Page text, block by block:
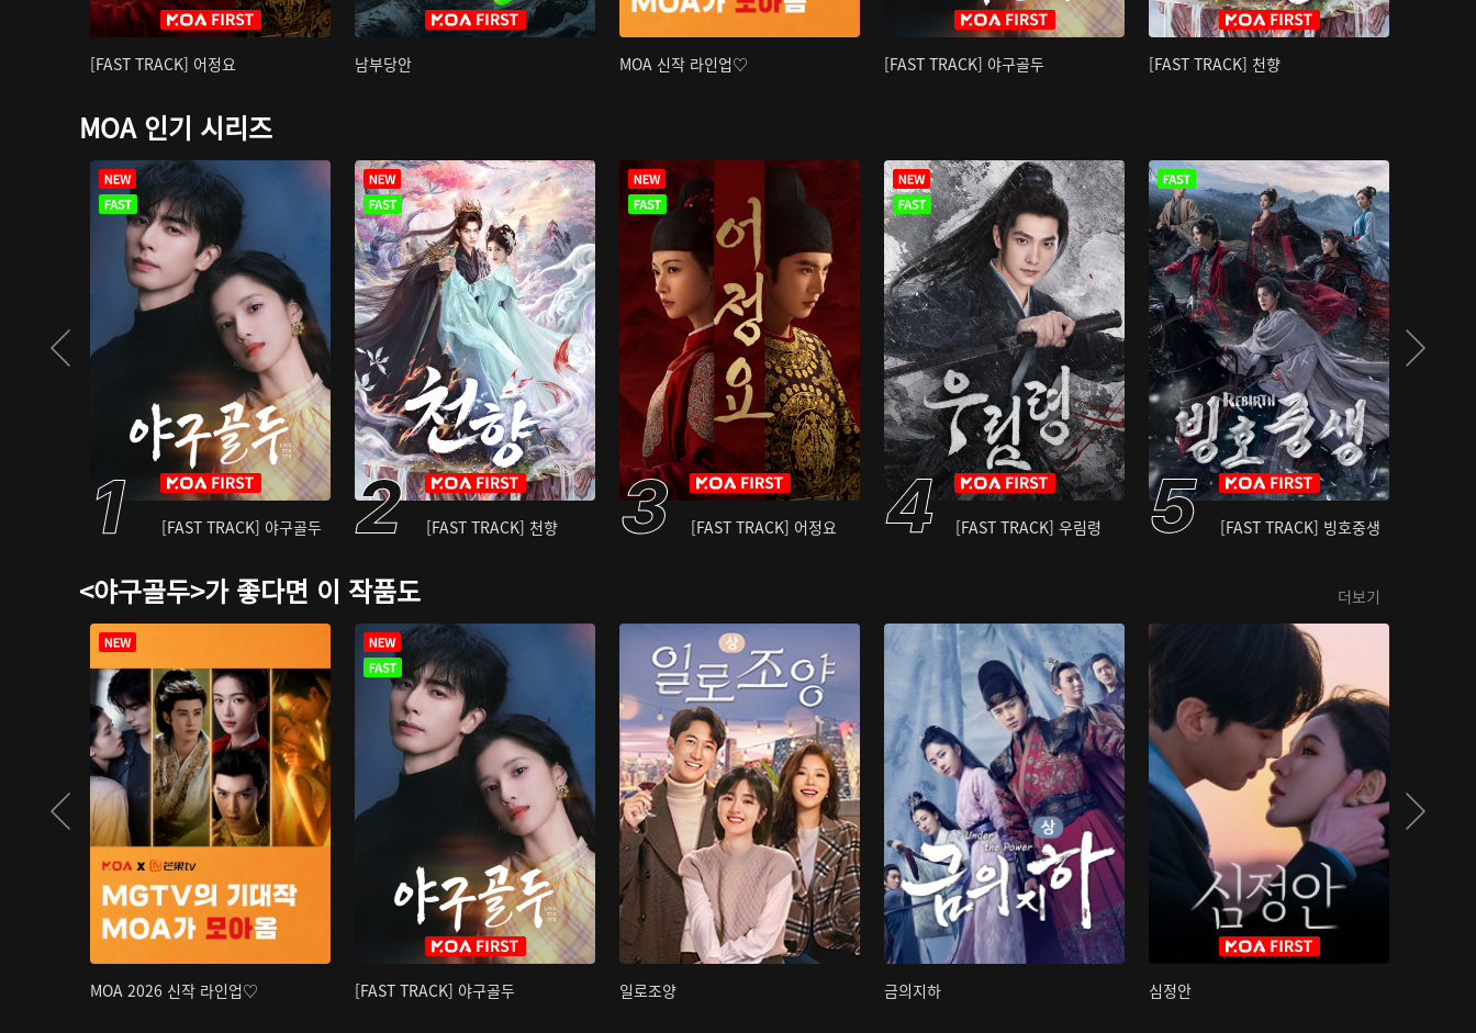
[FAST TRACK] 어정요 남부당안 MOA 신작 라인업♡ [FAST TRACK] 야구골두 [FAST TRACK] 천향
MOA 인기 시리즈
[FAST TRACK] 야구골두 [FAST TRACK] 천향 [FAST TRACK] 어정요 [FAST TRACK] 우림령 [FAST TRACK] 빙호중생
<야구골두>가 좋다면 이 작품도 더보기
MOA 2026 신작 라인업♡ [FAST TRACK] 야구골두 일로조양 금의지하 심정안